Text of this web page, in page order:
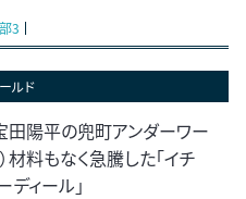
3
ルド
田陽平の兜町アンダーワー
）材料もなく急騰した「イチ
ディール」